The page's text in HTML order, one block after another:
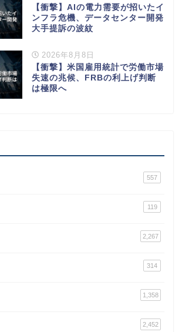
【衝撃】AIの電力需要が招いたイ
ンフラ危機、データセンター開発
大手提訴の波紋
2026年8月8日
【衝撃】米国雇用統計で労働市場
失速の兆候、FRBの利上げ判断
は極限へ
557
119
2,267
314
1,358
2,452